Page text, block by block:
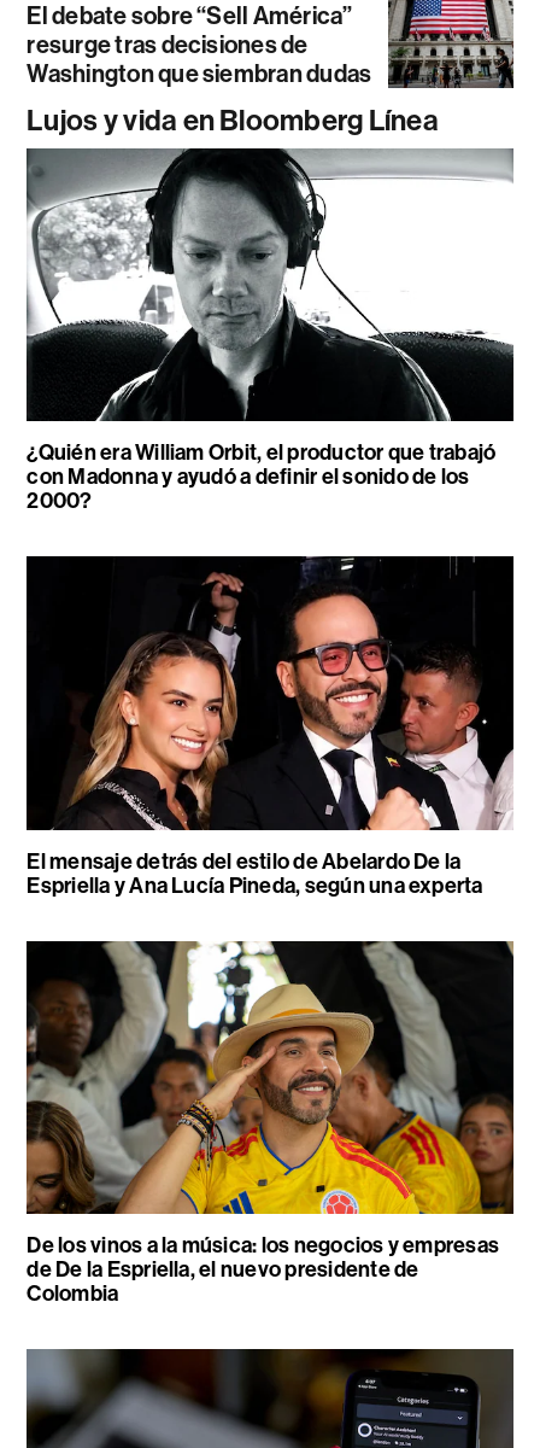
El debate sobre “Sell América”
resurge tras decisiones de
Washington que siembran dudas
Lujos y vida en Bloomberg Línea
¿Quién era William Orbit, el productor que trabajó
con Madonna y ayudó a definir el sonido de los
2000?
El mensaje detrás del estilo de Abelardo De la
Espriella y Ana Lucía Pineda, según una experta
De los vinos a la música: los negocios y empresas
de De la Espriella, el nuevo presidente de
Colombia